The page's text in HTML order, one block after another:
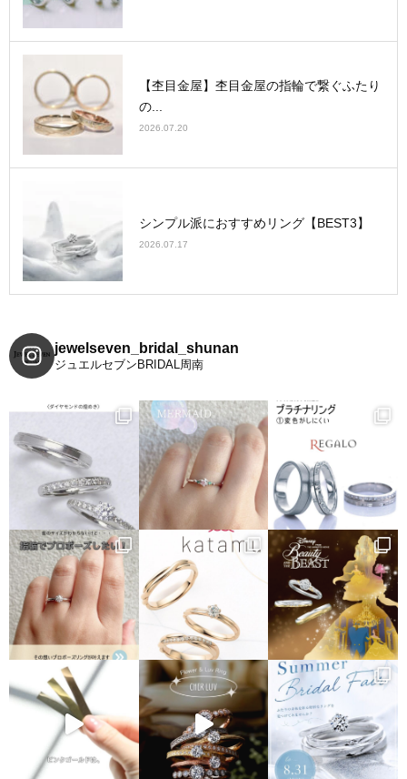
【杢目金屋】杢目金屋の指輪で繋ぐふたり
の...
2026.07.20
シンプル派におすすめリング【BEST3】
2026.07.17
jewelseven_bridal_shunan
ジュエルセブンBRIDAL周南